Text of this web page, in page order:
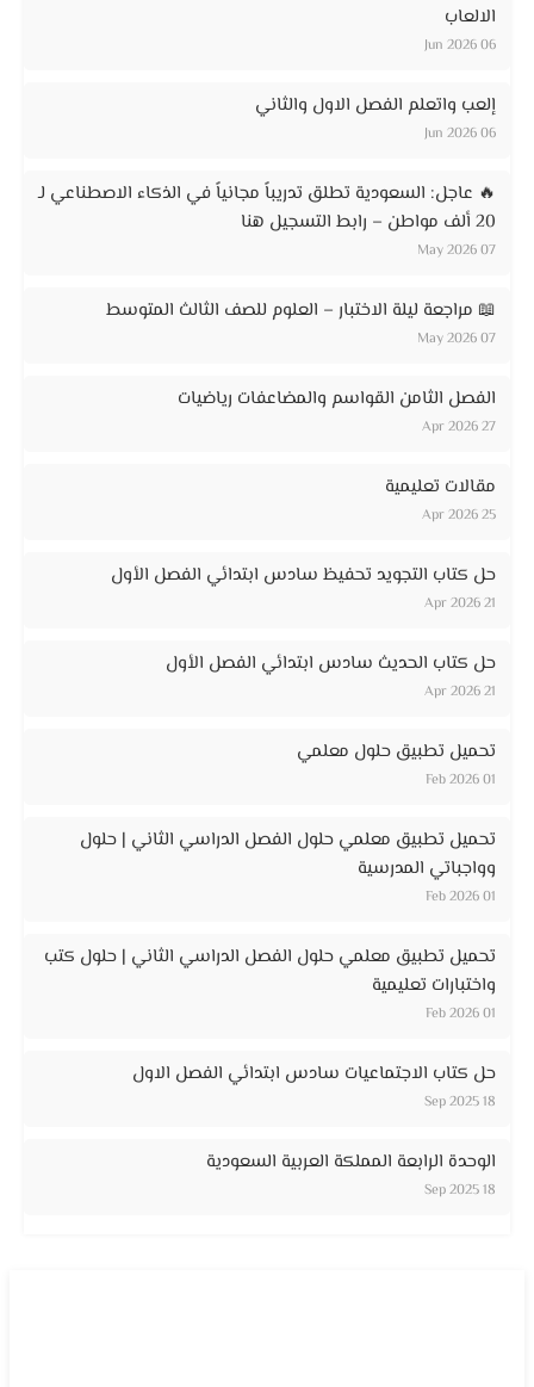
الالعاب
06 Jun 2026
إلعب واتعلم الفصل الاول والثاني
06 Jun 2026
🔥 عاجل: السعودية تطلق تدريباً مجانياً في الذكاء الاصطناعي لـ
20 ألف مواطن – رابط التسجيل هنا
07 May 2026
📖 مراجعة ليلة الاختبار – العلوم للصف الثالث المتوسط
07 May 2026
الفصل الثامن القواسم والمضاعفات رياضيات
27 Apr 2026
مقالات تعليمية
25 Apr 2026
حل كتاب التجويد تحفيظ سادس ابتدائي الفصل الأول
21 Apr 2026
حل كتاب الحديث سادس ابتدائي الفصل الأول
21 Apr 2026
تحميل تطبيق حلول معلمي
01 Feb 2026
تحميل تطبيق معلمي حلول الفصل الدراسي الثاني | حلول
وواجباتي المدرسية
01 Feb 2026
تحميل تطبيق معلمي حلول الفصل الدراسي الثاني | حلول كتب
واختبارات تعليمية
01 Feb 2026
حل كتاب الاجتماعيات سادس ابتدائي الفصل الاول
18 Sep 2025
الوحدة الرابعة المملكة العربية السعودية
18 Sep 2025